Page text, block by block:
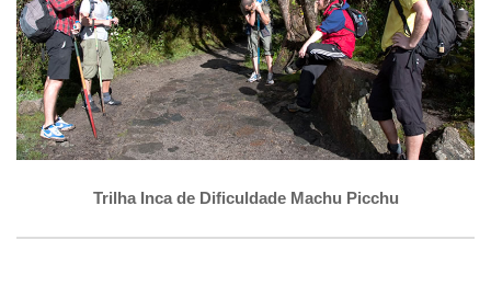
Trilha Inca de Dificuldade Machu Picchu